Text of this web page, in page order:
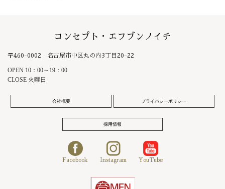
コンセプト・エフブンノイチ
〒460-0002 名古屋市中区丸の内3丁目20-22
OPEN 10：00～19：00
CLOSE 火曜日
会社概要 プライバシーポリシー
採用情報
Facebook Instagram YouTube